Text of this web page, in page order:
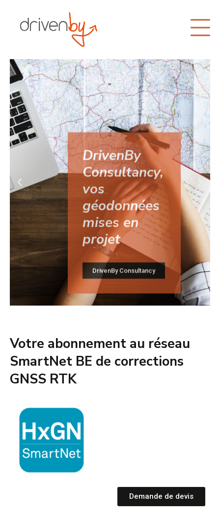
DrivenBy
Consultancy,
vos
géodonnées
mises en
projet
DrivenBy Consultancy
Votre abonnement au réseau
SmartNet BE de corrections
GNSS RTK
Demande de devis